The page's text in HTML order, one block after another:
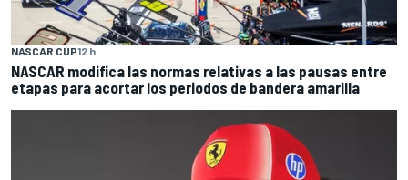
NASCAR CUP12 h
NASCAR modifica las normas relativas a las pausas entre
etapas para acortar los periodos de bandera amarilla